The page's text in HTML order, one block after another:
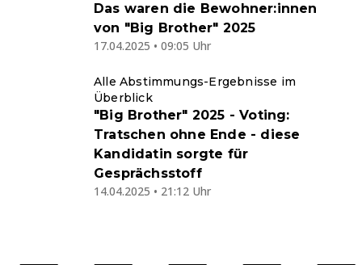
Das waren die Bewohner:innen
von "Big Brother" 2025
17.04.2025 • 09:05 Uhr
Alle Abstimmungs-Ergebnisse im
Überblick
"Big Brother" 2025 - Voting:
Tratschen ohne Ende - diese
Kandidatin sorgte für
Gesprächsstoff
14.04.2025 • 21:12 Uhr